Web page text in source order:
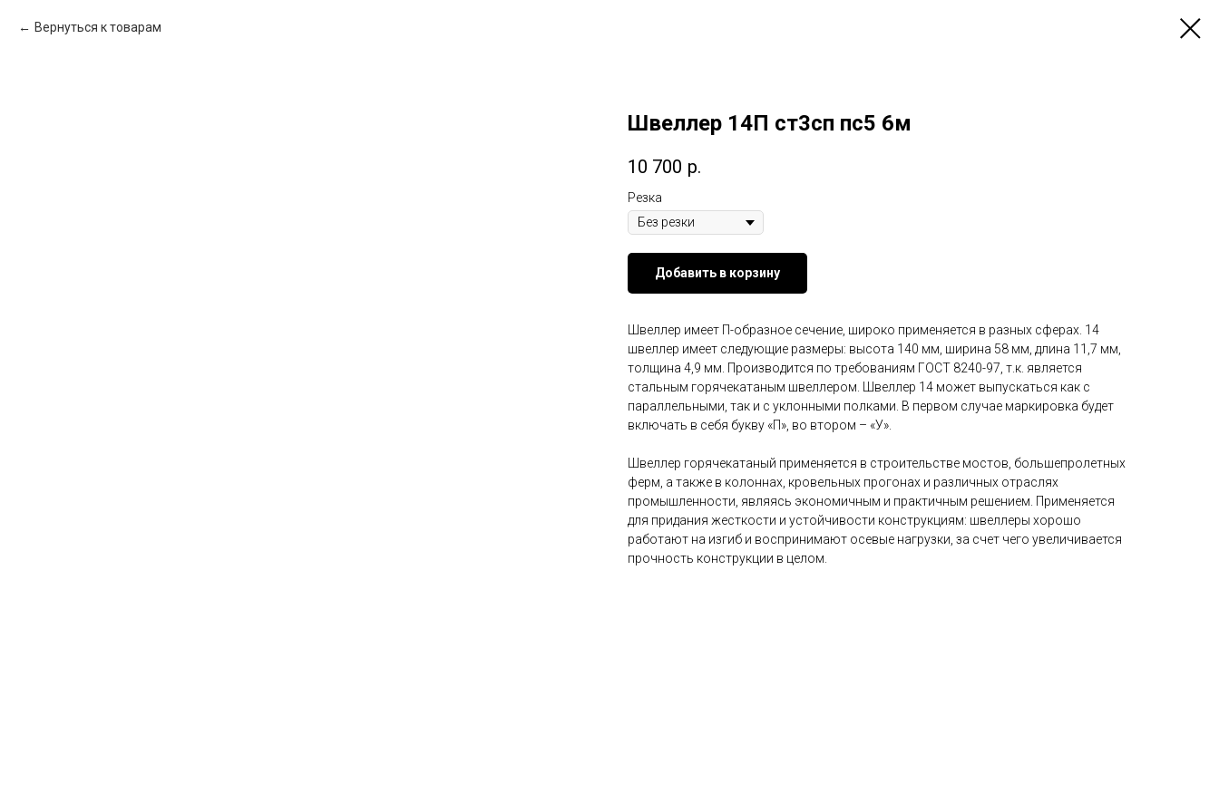
Вернуться к товарам
Швеллер 14П ст3сп пс5 6м
10 700 р.
Резка
Добавить в корзину
Швеллер имеет П-образное сечение, широко применяется в разных сферах. 14
швеллер имеет следующие размеры: высота 140 мм, ширина 58 мм, длина 11,7 мм,
толщина 4,9 мм. Производится по требованиям ГОСТ 8240-97, т.к. является
стальным горячекатаным швеллером. Швеллер 14 может выпускаться как с
параллельными, так и с уклонными полками. В первом случае маркировка будет
включать в себя букву «П», во втором – «У».
Швеллер горячекатаный применяется в строительстве мостов, большепролетных
ферм, а также в колоннах, кровельных прогонах и различных отраслях
промышленности, являясь экономичным и практичным решением. Применяется
для придания жесткости и устойчивости конструкциям: швеллеры хорошо
работают на изгиб и воспринимают осевые нагрузки, за счет чего увеличивается
прочность конструкции в целом.